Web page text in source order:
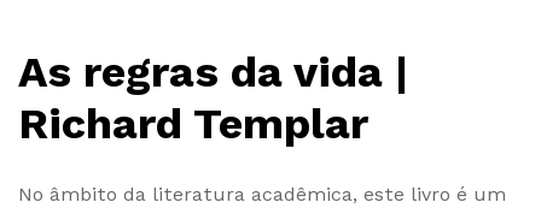
As regras da vida |
Richard Templar
No âmbito da literatura acadêmica, este livro é um